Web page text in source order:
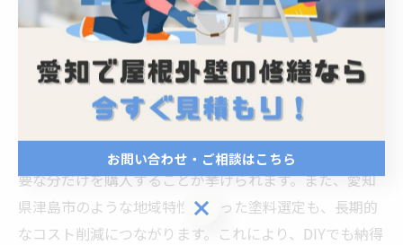
DIY屋根外壁塗装の費用相場と安く抑えるポイント
DIYによる屋根外壁塗装の費用相場は、使用する塗料や
道具、補修の有無で変動します。なぜなら、材料や作業
範囲によって総額が大きく異なるからです。安く抑える
ポイントとして、ホームセンターでのまとめ買いや、必
要な分だけを購入することが挙げられます。また、愛知
県津島市のような地域特性に合った塗料選定も、長期的
なコスト削減につながります。これにより、DIYでも納得
お問い合わせ・ご相談はこちら
お問い合わせ・ご相談はこちら